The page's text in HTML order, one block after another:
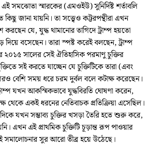
সমঝোতা স্মারকের (এমওইউ) সুনির্দিষ্ট শর্তাবলি
কিছু জানা যায়নি। তা সত্ত্বেও কট্টরপন্থীরা এখন
করছেন যে, যুদ্ধ থামানোর তাগিদে ট্রাম্প হয়তো
দিয়ে বসেছেন। তারা স্পষ্ট করেই বলছেন, ট্রাম্প
২০১৫ সালের সেই ঐতিহাসিক পরমাণু চুক্তির
সই করতে যাচ্ছেন যে চুক্তিটিকে তারা (এবং
বেশি সময় ধরে চরম দুর্বল বলে কটাক্ষ করেছেন।
যখন আকস্মিকভাবে যুদ্ধবিরতি ঘোষণা করেন,
থেকে একই ধরনের নেতিবাচক প্রতিক্রিয়া এসেছিল।
যখন সম্ভাব্য চুক্তির খসড়া তৈরি হতে শুরু করে,
এখন এই প্রাথমিক চুক্তিটি চূড়ান্ত রূপ পাওয়ার
সমালোচনার সুর আরো তীব্র হয়ে উঠেছে।